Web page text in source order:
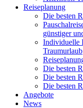
Reiseplanung
Die besten
günstiger
Individuelle
Traumurlaub
Die besten
Die besten
Die besten
Angebote
News